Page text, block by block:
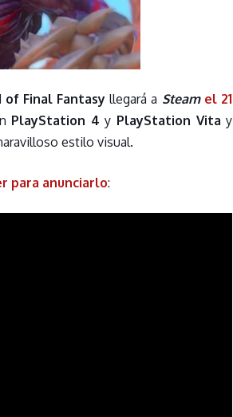
of Final Fantasy llegará a Steam el 21
PlayStation 4 y PlayStation Vita y
estilo visual.
para anunciarlo: